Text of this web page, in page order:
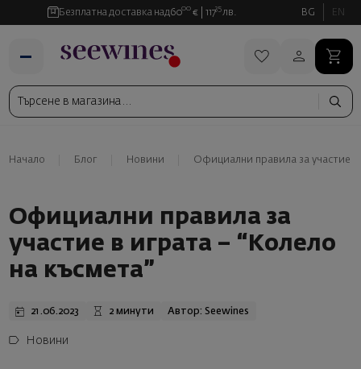
Безплатна доставка над6000 € 11735 лв. BG EN
Начало Блог Новини Официални правила за участие в
Официални правила за
участие в играта – “Колело
на късмета”
21.06.2023 2 минути Автор: Seewines
Новини